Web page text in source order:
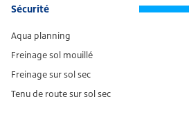
Sécurité
Aqua planning
Freinage sol mouillé
Freinage sur sol sec
Tenu de route sur sol sec